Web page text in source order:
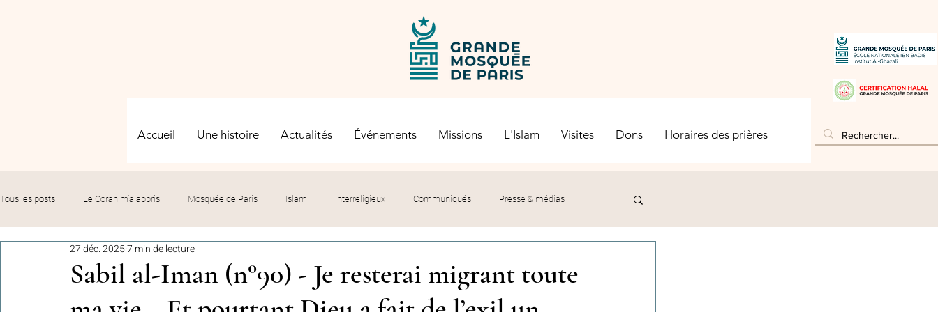
Accueil Une histoire Actualités Événements Missions L'Islam Visites Dons Horaires des prières
Tous les posts Le Coran m’a appris Mosquée de Paris Islam Interreligieux Communiqués Presse & médias
Evénements Solidarité Formation
Sabil al-Iman (n°90) - Je resterai migrant toute
27 déc. 20257 min de lecture